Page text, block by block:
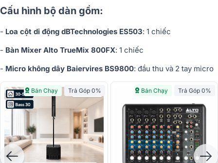
Cấu hình bộ dàn gồm:
- Loa cột di động dBTechnologies ES503: 1 chiếc
- Bàn Mixer Alto TrueMix 800FX: 1 chiếc
- Micro không dây Baiervires BS9800: đầu thu và 2 tay micro
Bán Chạy Trả Góp 0% Bán Chạy Trả Góp 0%